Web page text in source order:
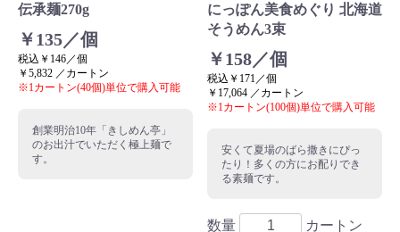
伝承麺270g
￥135／個
税込￥146／個
￥5,832 ／カートン
※1カートン(40個)単位で購入可能
創業明治10年「きしめん亭」
のお出汁でいただく極上麺で
す。
にっぽん美食めぐり 北海道
そうめん3束
￥158／個
税込￥171／個
￥17,064 ／カートン
※1カートン(100個)単位で購入可能
安くて夏場のばら撒きにぴっ
たり！多くの方にお配りでき
る素麺です。
数量 カートン